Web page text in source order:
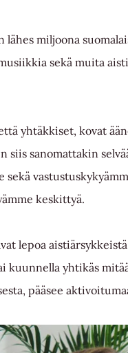
lähes miljoona
sekä muita
yhtäkkiset, kovat
sanomattakin
keskittyä.
lepoa
yhtikäs
pääsee